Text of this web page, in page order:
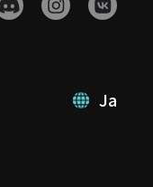
Ja